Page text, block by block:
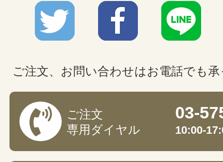
ご注文、お問い合わせはお電話でも
ご注文
専用ダイヤル
03-
10:00-